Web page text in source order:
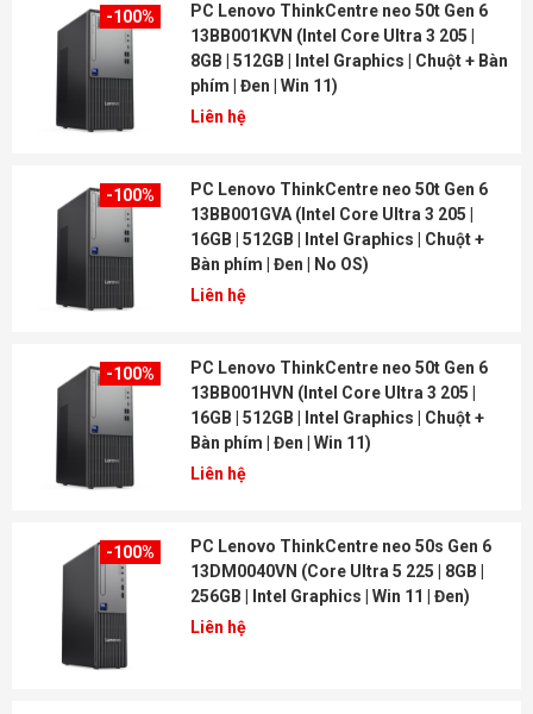
-100%
PC Lenovo ThinkCentre neo 50t Gen 6
13BB001KVN (Intel Core Ultra 3 205 |
8GB | 512GB | Intel Graphics | Chuột + Bàn
phím | Đen | Win 11)
Liên hệ
-100%
PC Lenovo ThinkCentre neo 50t Gen 6
13BB001GVA (Intel Core Ultra 3 205 |
16GB | 512GB | Intel Graphics | Chuột +
Bàn phím | Đen | No OS)
Liên hệ
-100%
PC Lenovo ThinkCentre neo 50t Gen 6
13BB001HVN (Intel Core Ultra 3 205 |
16GB | 512GB | Intel Graphics | Chuột +
Bàn phím | Đen | Win 11)
Liên hệ
-100%
PC Lenovo ThinkCentre neo 50s Gen 6
13DM0040VN (Core Ultra 5 225 | 8GB |
256GB | Intel Graphics | Win 11 | Đen)
Liên hệ